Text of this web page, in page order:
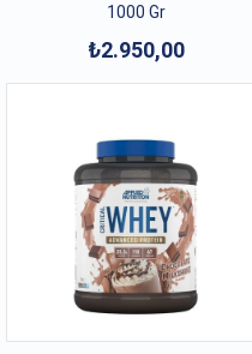
1000 Gr
₺2.950,00